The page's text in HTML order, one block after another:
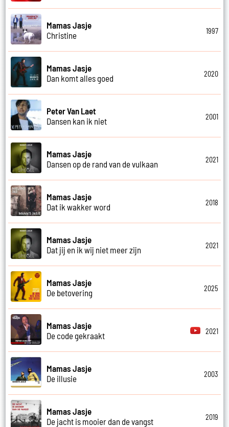
Mamas Jasje
Christine
1997
Mamas Jasje
Dan komt alles goed
2020
Peter Van Laet
Dansen kan ik niet
2001
Mamas Jasje
Dansen op de rand van de vulkaan
2021
Mamas Jasje
Dat ik wakker word
2018
Mamas Jasje
Dat jij en ik wij niet meer zijn
2021
Mamas Jasje
De betovering
2025
Mamas Jasje
De code gekraakt
2021
Mamas Jasje
De illusie
2003
Mamas Jasje
De jacht is mooier dan de vangst
2019